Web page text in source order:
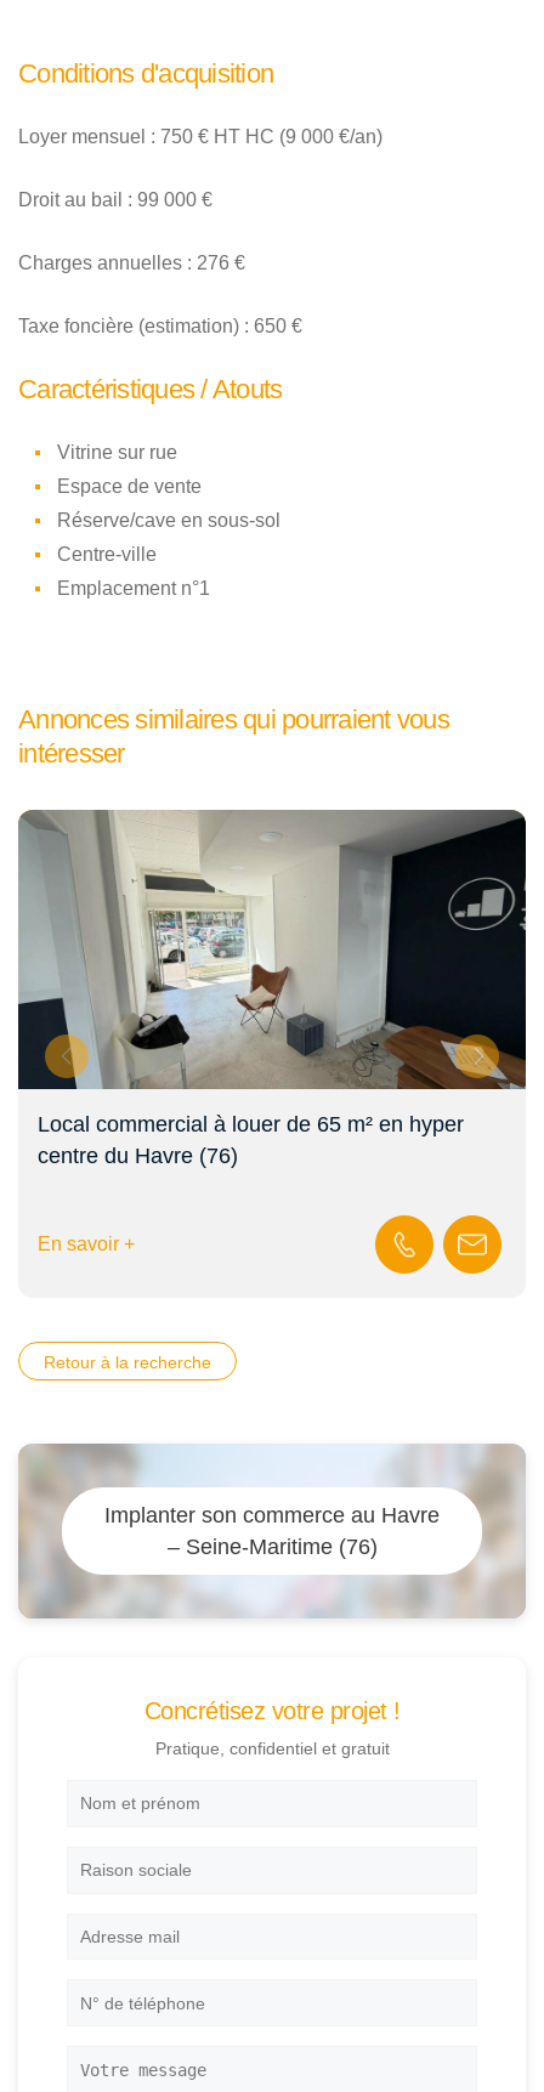
Conditions d'acquisition
Loyer mensuel : 750 € HT HC (9 000 €/an)
Droit au bail : 99 000 €
Charges annuelles : 276 €
Taxe foncière (estimation) : 650 €
Caractéristiques / Atouts
Vitrine sur rue
Espace de vente
Réserve/cave en sous-sol
Centre-ville
Emplacement n°1
Annonces similaires qui pourraient vous
intéresser
Local commercial à louer de 65 m² en hyper
centre du Havre (76)
En savoir +
Retour à la recherche
Implanter son commerce au Havre
– Seine-Maritime (76)
Concrétisez votre projet !
Pratique, confidentiel et gratuit
Nom
Raison
Adresse
N°
Votre